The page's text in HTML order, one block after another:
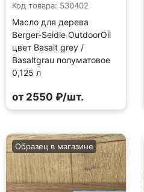
Код товара: 530402
Масло для дерева
Berger-Seidle OutdoorOil
цвет Basalt grey /
Basaltgrau полуматовое
0,125 л
от 2550 ₽/шт.
Образец в магазине